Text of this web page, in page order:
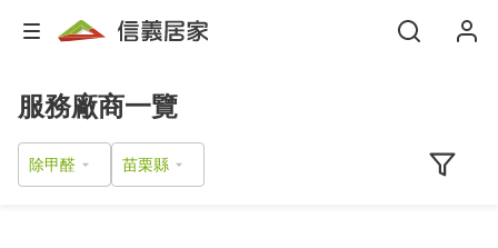
服務廠商一覽
除甲醛